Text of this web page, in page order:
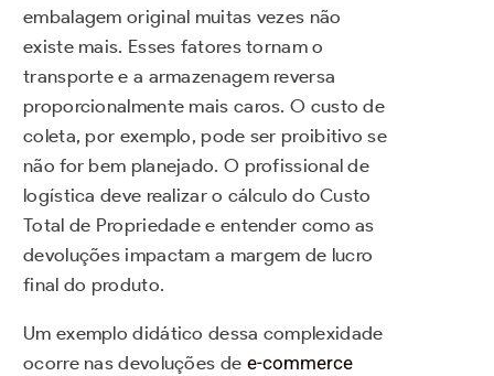
embalagem original muitas vezes não
existe mais. Esses fatores tornam o
transporte e a armazenagem reversa
proporcionalmente mais caros. O custo de
coleta, por exemplo, pode ser proibitivo se
não for bem planejado. O profissional de
logística deve realizar o cálculo do Custo
Total de Propriedade e entender como as
devoluções impactam a margem de lucro
final do produto.
Um exemplo didático dessa complexidade
ocorre nas devoluções de e-commerce